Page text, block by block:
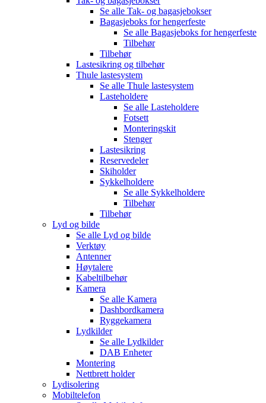
Se alle Tak- og bagasjebokser
Bagasjeboks for hengerfeste
Se alle Bagasjeboks for hengerfeste
Tilbehør
Tilbehør
Lastesikring og tilbehør
Thule lastesystem
Se alle Thule lastesystem
Lasteholdere
Se alle Lasteholdere
Fotsett
Monteringskit
Stenger
Lastesikring
Reservedeler
Skiholder
Sykkelholdere
Se alle Sykkelholdere
Tilbehør
Tilbehør
Lyd og bilde
Se alle Lyd og bilde
Verktøy
Antenner
Høytalere
Kabeltilbehør
Kamera
Se alle Kamera
Dashbordkamera
Ryggekamera
Lydkilder
Se alle Lydkilder
DAB Enheter
Montering
Nettbrett holder
Lydisolering
Mobiltelefon